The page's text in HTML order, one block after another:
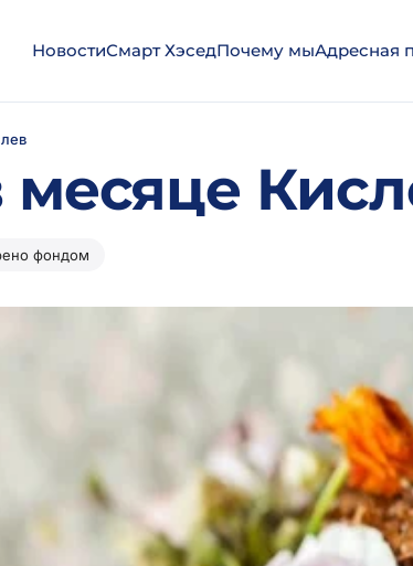
НовостиСмарт ХэседПочему мыАдресная
месяце
фондом